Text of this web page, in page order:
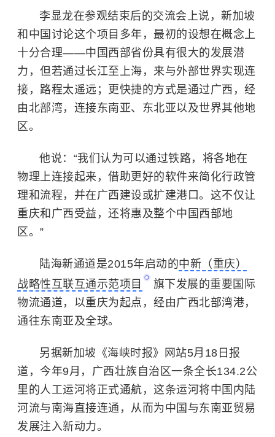
李显龙在参观结束后的交流会上说，新加坡
和中国讨论这个项目多年，最初的设想在概念上
十分合理——中国西部省份具有很大的发展潜
力，但若通过长江至上海，来与外部世界实现连
接，路程太遥远；更快捷的方式是通过广西，经
由北部湾，连接东南亚、东北亚以及世界其他地
区。
他说：“我们认为可以通过铁路，将各地在
物理上连接起来，借助更好的软件来简化行政管
理和流程，并在广西建设或扩建港口。这不仅让
重庆和广西受益，还将惠及整个中国西部地
区。”
陆海新通道是2015年启动的中新（重庆）
战略性互联互通示范项目
旗下发展的重要国际
物流通道，以重庆为起点，经由广西北部湾港，
通往东南亚及全球。
另据新加坡《海峡时报》网站5月18日报
道，今年9月，广西壮族自治区一条全长134.2公
里的人工运河将正式通航，这条运河将中国内陆
河流与南海直接连通，从而为中国与东南亚贸易
发展注入新动力。